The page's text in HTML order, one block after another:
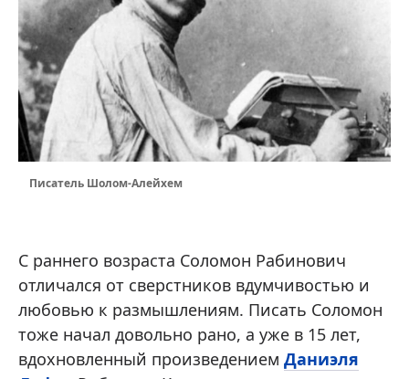
Писатель Шолом-Алейхем
С раннего возраста Соломон Рабинович
отличался от сверстников вдумчивостью и
любовью к размышлениям. Писать Соломон
тоже начал довольно рано, а уже в 15 лет,
вдохновленный произведением Даниэля